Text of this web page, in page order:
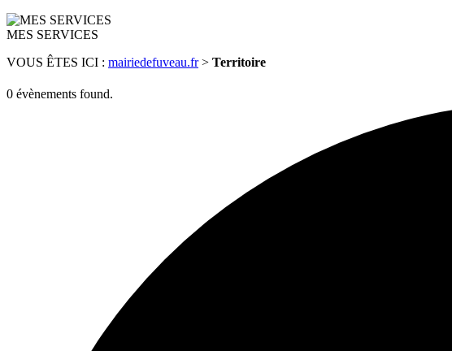
MES SERVICES
VOUS ÊTES ICI : mairiedefuveau.fr> Territoire
0 évènements found.